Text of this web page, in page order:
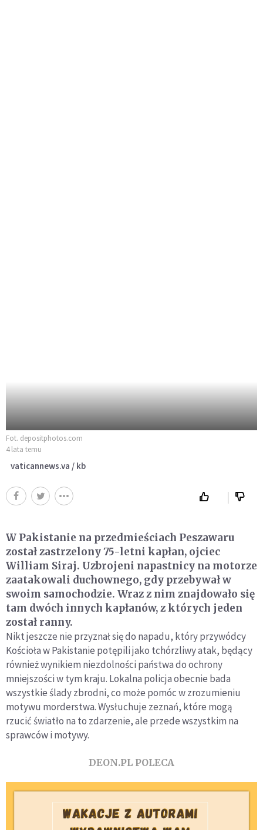
Fot. depositphotos.com
4 lata temu
vaticannews.va / kb
W Pakistanie na przedmieściach Peszawaru
został zastrzelony 75-letni kapłan, ojciec
William Siraj. Uzbrojeni napastnicy na motorze
zaatakowali duchownego, gdy przebywał w
swoim samochodzie. Wraz z nim znajdowało się
tam dwóch innych kapłanów, z których jeden
został ranny.
Nikt jeszcze nie przyznał się do napadu, który przywódcy
Kościoła w Pakistanie potępili jako tchórzliwy atak, będący
również wynikiem niezdolności państwa do ochrony
mniejszości w tym kraju. Lokalna policja obecnie bada
wszystkie ślady zbrodni, co może pomóc w zrozumieniu
motywu morderstwa. Wysłuchuje zeznań, które mogą
rzucić światło na to zdarzenie, ale przede wszystkim na
sprawców i motywy.
DEON.PL POLECA